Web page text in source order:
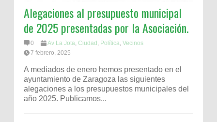
Alegaciones al presupuesto municipal
de 2025 presentadas por la Asociación.
0 Av La Jota, Ciudad, Política, Vecinos
7 febrero, 2025
A mediados de enero hemos presentado en el
ayuntamiento de Zaragoza las siguientes
alegaciones a los presupuestos municipales del
año 2025. Publicamos...